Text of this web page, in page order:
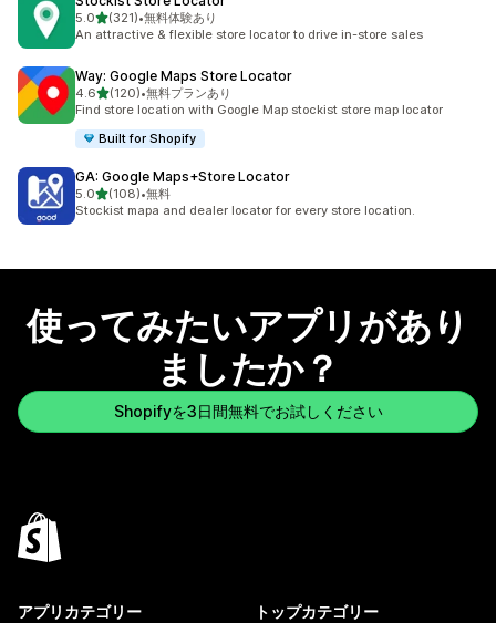
5.05つ星中
(321)
合計レビュー数：321件
•無料体験あり
An attractive & flexible store locator to drive in-store sales
Way: Google Maps Store Locator
4.65つ星中
(120)
合計レビュー数：120件
•無料プランあり
Find store location with Google Map stockist store map locator
Built for Shopify
GA: Google Maps+Store Locator
5.05つ星中
(108)
合計レビュー数：108件
•無料
Stockist mapa and dealer locator for every store location.
使ってみたいアプリがあり
ましたか？
Shopifyを3日間無料でお試しください
アプリカテゴリー トップカテゴリー